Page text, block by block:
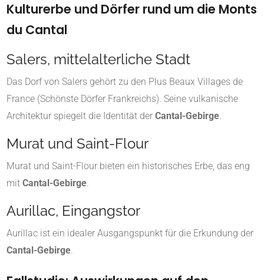
Kulturerbe und Dörfer rund um die Monts
du Cantal
Salers, mittelalterliche Stadt
Das Dorf von Salers gehört zu den Plus Beaux Villages de
France (Schönste Dörfer Frankreichs). Seine vulkanische
Architektur spiegelt die Identität der Cantal-Gebirge.
Murat und Saint-Flour
Murat und Saint-Flour bieten ein historisches Erbe, das eng
mit Cantal-Gebirge.
Aurillac, Eingangstor
Aurillac ist ein idealer Ausgangspunkt für die Erkundung der
Cantal-Gebirge.